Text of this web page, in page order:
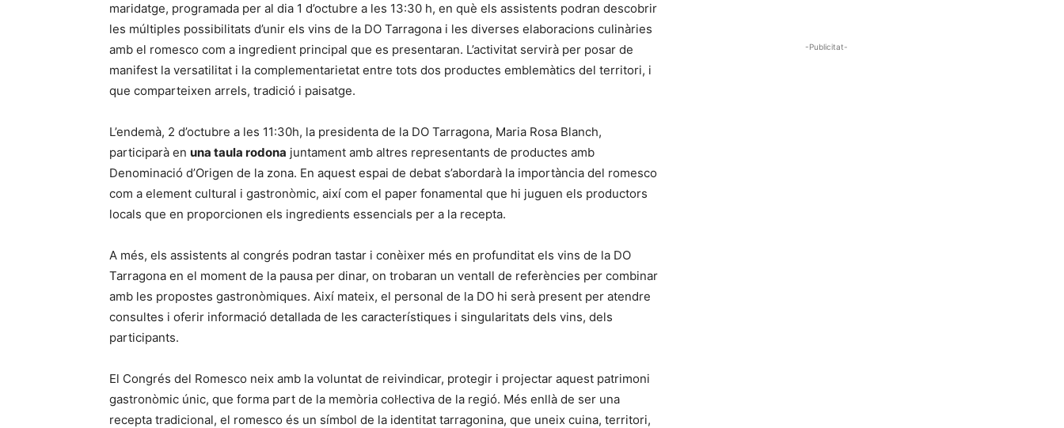
maridatge, programada per al dia 1 d’octubre a les 13:30 h, en què els assistents podran descobrir
les múltiples possibilitats d’unir els vins de la DO Tarragona i les diverses elaboracions culinàries
amb el romesco com a ingredient principal que es presentaran. L’activitat servirà per posar de
manifest la versatilitat i la complementarietat entre tots dos productes emblemàtics del territori, i
que comparteixen arrels, tradició i paisatge.
L’endemà, 2 d’octubre a les 11:30h, la presidenta de la DO Tarragona, Maria Rosa Blanch,
participarà en una taula rodona juntament amb altres representants de productes amb
Denominació d’Origen de la zona. En aquest espai de debat s’abordarà la importància del romesco
com a element cultural i gastronòmic, així com el paper fonamental que hi juguen els productors
locals que en proporcionen els ingredients essencials per a la recepta.
A més, els assistents al congrés podran tastar i conèixer més en profunditat els vins de la DO
Tarragona en el moment de la pausa per dinar, on trobaran un ventall de referències per combinar
amb les propostes gastronòmiques. Així mateix, el personal de la DO hi serà present per atendre
consultes i oferir informació detallada de les característiques i singularitats dels vins, dels
participants.
El Congrés del Romesco neix amb la voluntat de reivindicar, protegir i projectar aquest patrimoni
gastronòmic únic, que forma part de la memòria col·lectiva de la regió. Més enllà de ser una
recepta tradicional, el romesco és un símbol de la identitat tarragonina, que uneix cuina, territori,
-Publicitat-